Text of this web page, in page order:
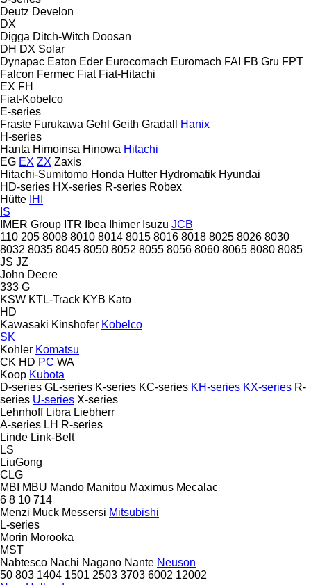
Deutz Develon
DX
Digga Ditch-Witch Doosan
DH DX Solar
Dynapac Eaton Eder Eurocomach Euromach FAI FB Gru FPT
Falcon Fermec Fiat Fiat-Hitachi
EX FH
Fiat-Kobelco
E-series
Fraste Furukawa Gehl Geith Gradall
Hanix
H-series
Hanta Himoinsa Hinowa Hitachi
EG EX ZX Zaxis
Hitachi-Sumitomo Honda Hutter Hydromatik Hyundai
HD-series HX-series R-series Robex
Hütte IHI
IS
IMER Group ITR Ibea Ihimer Isuzu JCB
110 205 8008 8010 8014 8015 8016 8018 8025 8026 8030
8032 8035 8045 8050 8052 8055 8056 8060 8065 8080 8085
JS JZ
John Deere
333 G
KSW KTL-Track KYB Kato
HD
Kawasaki Kinshofer Kobelco
SK
Kohler Komatsu
CK HD PC WA
Koop Kubota
D-series GL-series K-series KC-series KH-series KX-series R-
series U-series X-series
Lehnhoff Libra Liebherr
A-series LH R-series
Linde Link-Belt
LS
LiuGong
CLG
MBI
MBU Mando Manitou Maximus Mecalac
6 8 10 714
Menzi Muck Messersi Mitsubishi
L-series
Morin Morooka
MST
Nabtesco Nachi Nagano Nante Neuson
50 803 1404 1501 2503 3703 6002 12002